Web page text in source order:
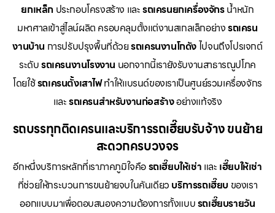
ยกเหล็ก ประกอบโครงสร้าง และรถเครนยกเครื่องจักรน้ำหนัก
มหาศาลเข้าสู่ไลน์ผลิต ครอบคลุมตั้งแต่งานสเกลเล็กอย่างรถเครน
งานบ้าน การปรับปรุงพื้นที่ด้วยรถเครนงานโกดังไปจนถึงโปรเจกต์
ระดับรถเครนงานโรงงาน นอกจากนี้เรายังรับงานสาธารณูปโภค
โดยใช้รถเครนตั้งเสาไฟทำให้แบรนด์ของเราเป็นศูนย์รวมเครื่องจักร
และรถเครนสำหรับงานก่อสร้างอย่างแท้จริง
รถบรรทุกติดเครนและบริการรถเฮี๊ยบรับจ้าง ขนย้าย
สะดวกครบวงจร
อีกหนึ่งบริการหลักที่เราภาคภูมิใจคือรถเฮี๊ยบให้เช่า และ เฮี๊ยบให้เช่า
ที่ช่วยให้กระบวนการขนย้ายจบในคันเดียว บริการรถเฮี๊ยบ ของเรา
ออกแบบมาเพื่อตอบสนองความต้องการทั้งแบบรถเฮี๊ยบรายวัน